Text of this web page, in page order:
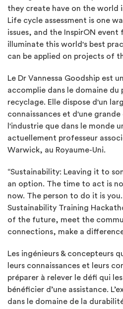
they create have on the world
Life cycle assessment is one
issues, and the InspirON
illuminate this world's best
can be applied on projects of
Le Dr Vannessa Goodship est
accomplie dans le domaine du
recyclage. Elle dispose d'un
connaissances et d'une
l'industrie que dans le monde
actuellement professeur
Warwick, au Royaume-Uni.
“Sustainability: Leaving it to
an option. The time to act is
now. The person to do it is
Sustainability Training
of the future, meet the
connections, make a
Les ingénieurs & concepteurs
leurs connaissances et leurs
préparer à relever le défi qui
bénéficier d’une assistance.
dans le domaine de la